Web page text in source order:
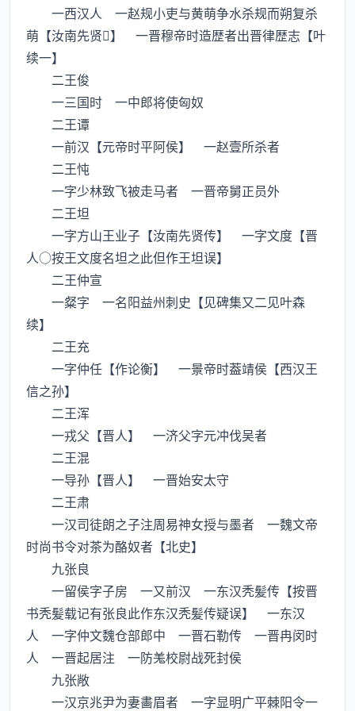
一西汉人 一赵规小吏与黄萌争水杀规而朔复杀
萌【汝南先贤】 一晋穆帝时造歴者出晋律歴志【叶
续一】
二王俊
一三国时 一中郎将使匈奴
二王谭
一前汉【元帝时平阿侯】 一赵壹所杀者
二王忳
一字少林致飞被走马者 一晋帝舅正员外
二王坦
一字方山王业子【汝南先贤传】 一字文度【晋
人○按王文度名坦之此但作王坦误】
二王仲宣
一粲字 一名阳益州刺史【见碑集又二见叶森
续】
二王充
一字仲任【作论衡】 一景帝时葢靖侯【西汉王
信之孙】
二王浑
一戎父【晋人】 一济父字元冲伐吴者
二王混
一导孙【晋人】 一晋始安太守
二王肃
一汉司徒朗之子注周易神女授与墨者 一魏文帝
时尚书令对茶为酪奴者【北史】
九张良
一留侯字子房 一又前汉 一东汉秃髪传【按晋
书秃髪载记有张良此作东汉秃髪传疑误】 一东汉
人 一字仲文魏仓部郎中 一晋石勒传 一晋冉闵时
人 一晋起居注 一防羗校尉战死封侯
九张敞
一汉京兆尹为妻畵眉者 一字显明广平棘阳令一